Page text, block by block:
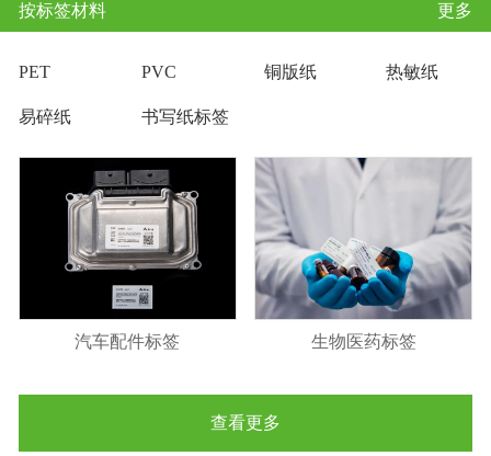
更多
按标签材料
PET PVC 铜版纸 热敏纸
易碎纸 书写纸标签
汽车配件标签 生物医药标签
查看更多